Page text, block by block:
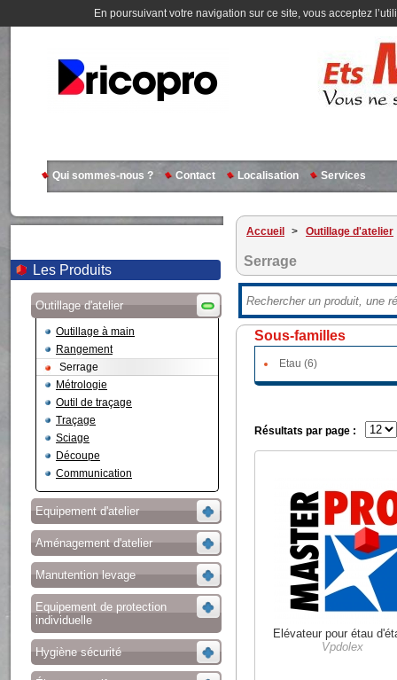
En poursuivant votre navigation sur ce site, vous acceptez
Qui sommes-nous ? Contact Localisation Services
Les Produits
Outillage d'atelier
Outillage à main
Rangement
Serrage
Métrologie
Outil de traçage
Traçage
Sciage
Découpe
Communication
Equipement d'atelier
Aménagement d'atelier
Manutention levage
Equipement de protection
individuelle
Hygiène sécurité
Accueil > Outillage d'atelier
Serrage
Sous-familles
Etau (6)
Résultats par page :
Elévateur pour étau
Vpdolex